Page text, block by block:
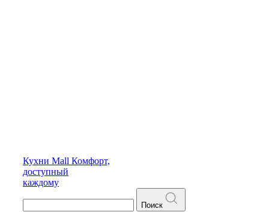
Кухни Mall Комфорт,
доступный
каждому
Поиск